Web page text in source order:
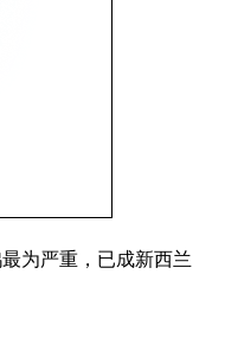
为严重，已成新西兰